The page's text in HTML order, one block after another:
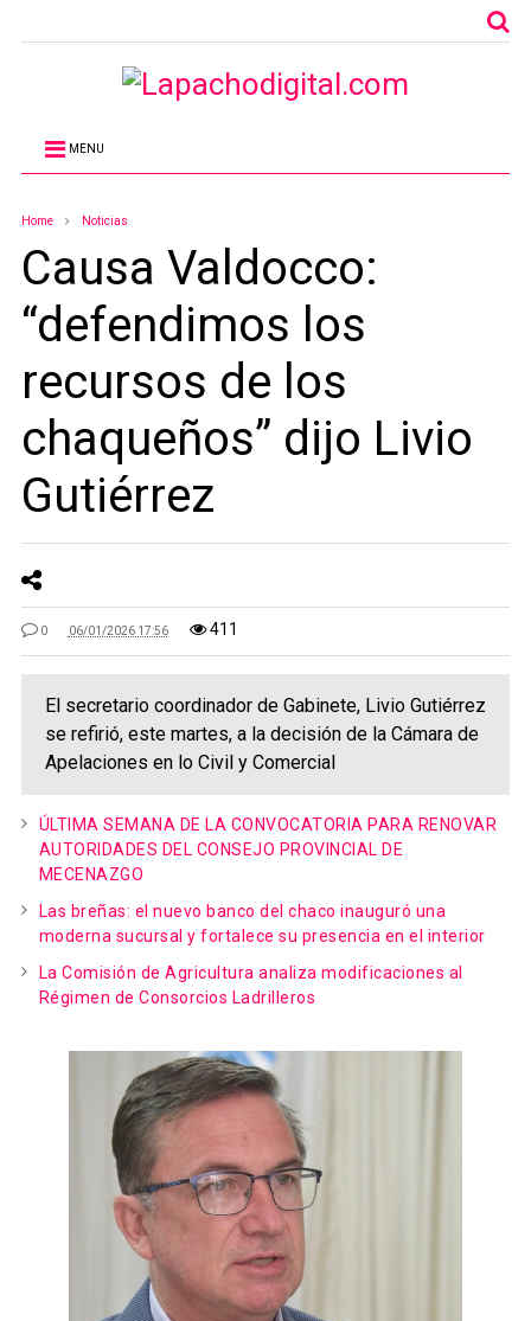
MENU
Home Noticias
Causa Valdocco:
“defendimos los
recursos de los
chaqueños” dijo Livio
Gutiérrez
0 06/01/2026 17:56 411
El secretario coordinador de Gabinete, Livio Gutiérrez
se refirió, este martes, a la decisión de la Cámara de
Apelaciones en lo Civil y Comercial
ÚLTIMA SEMANA DE LA CONVOCATORIA PARA RENOVAR
AUTORIDADES DEL CONSEJO PROVINCIAL DE
MECENAZGO
Las breñas: el nuevo banco del chaco inauguró una
moderna sucursal y fortalece su presencia en el interior
La Comisión de Agricultura analiza modificaciones al
Régimen de Consorcios Ladrilleros